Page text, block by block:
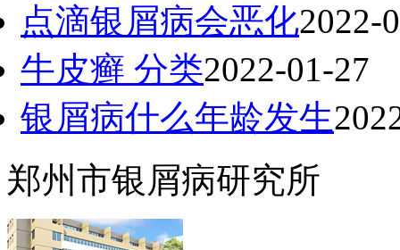
点滴银屑病会恶化2022-
牛皮癣 分类2022-01-27
银屑病什么年龄发生
郑州市银屑病研究所